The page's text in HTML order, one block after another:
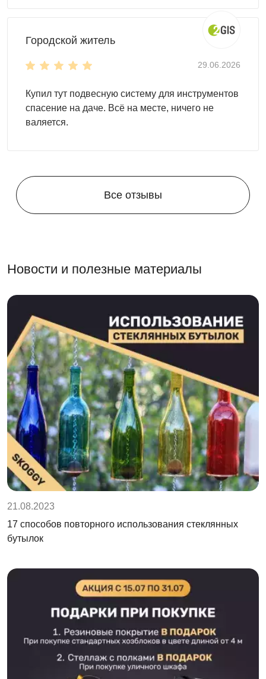
Городской житель
29.06.2026
Купил тут подвесную систему для инструментов
спасение на даче. Всё на месте, ничего не
валяется.
Все отзывы
Новости и полезные материалы
21.08.2023
17 способов повторного использования стеклянных
бутылок